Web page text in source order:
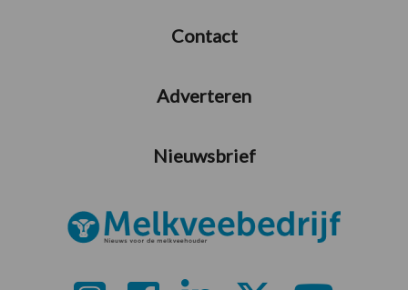
Contact
Adverteren
Nieuwsbrief